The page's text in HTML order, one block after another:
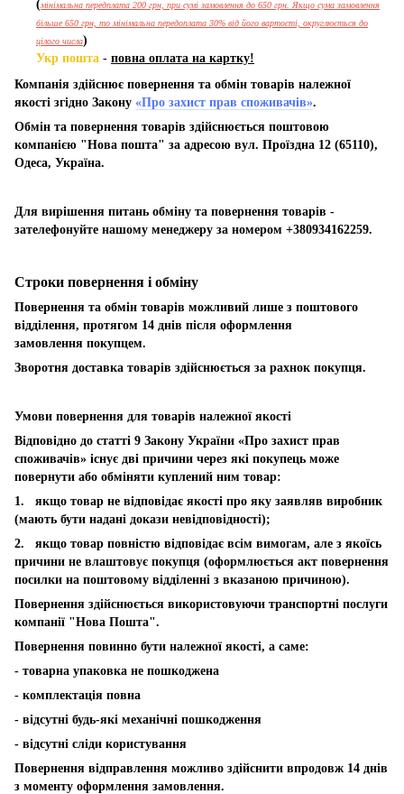
(мінімальна передплата 200 грн, при сумі замовлення до 650 грн. Якщо сума замовлення
більше 650 грн, то мінімальна передоплата 30% від його вартості, округлюється до
цілого числа)
Укр пошта - повна оплата на картку!
Компанія здійснює повернення та обмін товарів належної
якості згідно Закону «Про захист прав споживачів».
Обмін та повернення товарів здійснюється поштовою
компанією "Нова пошта" за адресою вул. Проїздна 12 (65110),
Одеса, Україна.
Для вирішення питань обміну та повернення товарів -
зателефонуйте нашому менеджеру за номером +380934162259.
Строки повернення і обміну
Повернення та обмін товарів можливий лише з поштового
відділення, протягом 14 днів після оформлення
замовлення покупцем.
Зворотня доставка товарів здійснюється за рахнок покупця.
Умови повернення для товарів належної якості
Відповідно до статті 9 Закону України «Про захист прав
споживачів» існує дві причини через які покупець може
повернути або обміняти куплений ним товар:
1. якщо товар не відповідає якості про яку заявляв виробник
(мають бути надані докази невідповідності);
2. якщо товар повністю відповідає всім вимогам, але з якоїсь
причини не влаштовує покупця (оформлюється акт повернення
посилки на поштовому відділенні з вказаною причиною).
Повернення здійснюється використовуючи транспортні послуги
компанії "Нова Пошта".
Повернення повинно бути належної якості, а саме:
- товарна упаковка не пошкоджена
- комплектація повна
- відсутні будь-які механічні пошкодження
- відсутні сліди користування
Повернення відправлення можливо здійснити впродовж 14 днів
з моменту оформлення замовлення.